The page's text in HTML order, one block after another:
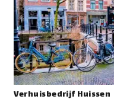
Verhuisbedrijf Huissen